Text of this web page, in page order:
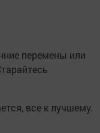
перемены или
все к лучшему.